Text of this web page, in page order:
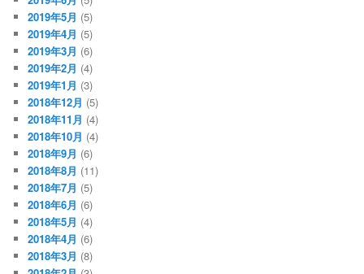
2019年5月 (5)
2019年4月 (5)
2019年3月 (6)
2019年2月 (4)
2019年1月 (3)
2018年12月 (5)
2018年11月 (4)
2018年10月 (4)
2018年9月 (6)
2018年8月 (11)
2018年7月 (5)
2018年6月 (6)
2018年5月 (4)
2018年4月 (6)
2018年3月 (8)